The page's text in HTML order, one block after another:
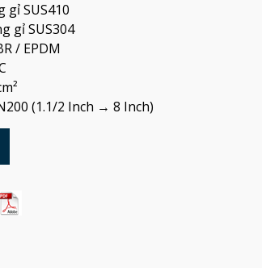
gỉ SUS410
gỉ SUS304
/ EPDM
(1.1/2 Inch → 8 Inch)